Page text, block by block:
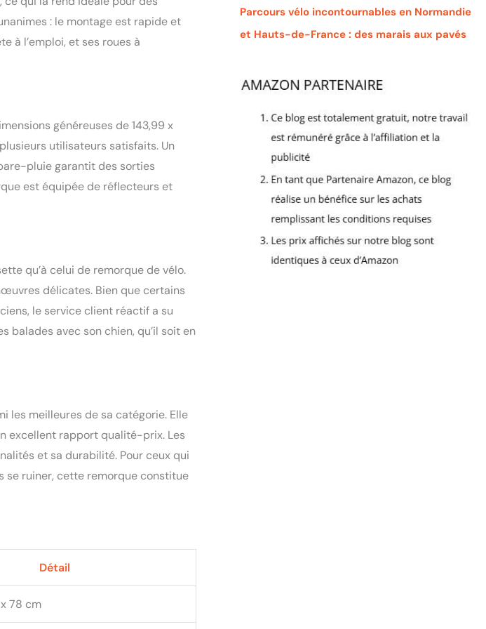
La porte d'entrée
la pluie tout en assurant une
les portes avant et arrière
: le montage est rapide et
à l’emploi, et ses roues à
généreuses de 143,99 x
utilisateurs satisfaits. Un
pluie garantit des sorties
est équipée de réflecteurs et
qu’à celui de remorque de vélo.
délicates. Bien que certains
le service client réactif a su
avec son chien, qu’il soit en
les meilleures de sa catégorie. Elle
excellent rapport qualité-prix. Les
et sa durabilité. Pour ceux qui
se ruiner, cette remorque constitue
Détail
78 cm
Parcours vélo incontournables en Normandie
et Hauts-de-France : des marais aux pavés